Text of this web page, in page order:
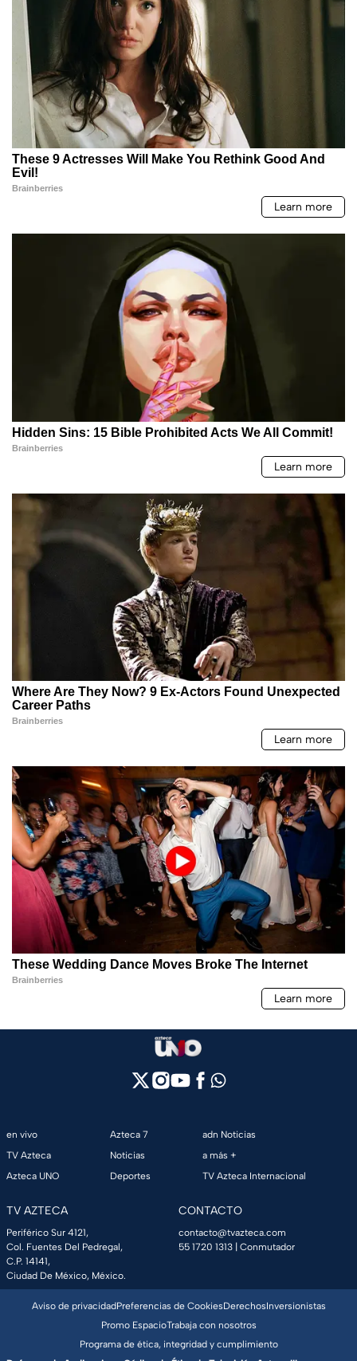
en vivo
TV Azteca
Azteca UNO
Azteca 7
Noticias
Deportes
adn Noticias
a más +
TV Azteca Internacional
TV AZTECA
Periférico Sur 4121,
Col. Fuentes Del Pedregal,
C.P. 14141,
Ciudad De México, México.
CONTACTO
contacto@tvazteca.com
55 1720 1313 | Conmutador
Aviso de privacidadPreferencias de CookiesDerechosInversionistas
Promo EspacioTrabaja con nosotros
Programa de ética, integridad y cumplimiento